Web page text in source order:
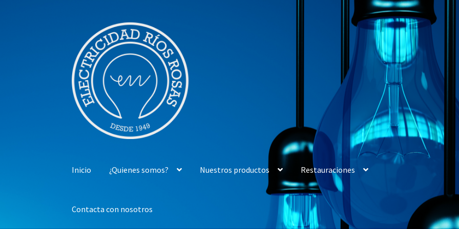
la
navegación
contenido
Inicio ¿Quienes somos? Nuestros productos Restauraciones
Contacta con nosotros